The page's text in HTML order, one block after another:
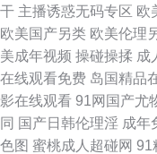
干 主播诱惑无码专区 欧
欧美国产另类 欧美伦理
美成年视频 操碰操揉 成
在线观看免费 岛国精品
影在线观看 91网国产尤
同 国产日韩伦理淫 成年
色图 蜜桃成人超碰网 91